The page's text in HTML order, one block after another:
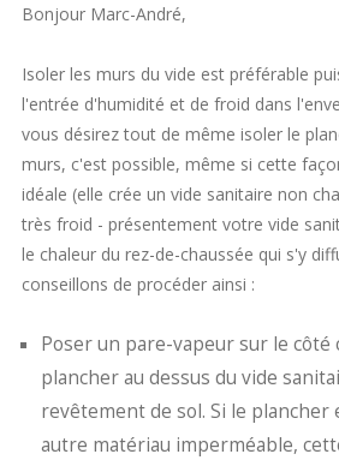
Bonjour Marc-André,
Isoler les murs du vide est préférable
l'entrée d'humidité et de froid dans
vous désirez tout de même isoler le
murs, c'est possible, même si cette
idéale (elle crée un vide sanitaire non
très froid - présentement votre vide
le chaleur du rez-de-chaussée qui s'y
conseillons de procéder ainsi :
Poser un pare-vapeur sur le côté
plancher au dessus du vide
revêtement de sol. Si le plancher
autre matériau imperméable,